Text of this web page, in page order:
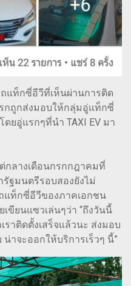
ถแท็กซี่อีวีที่เห็นผ่านการติด
กถูกส่งมอบให้กลุ่มอู่แท็กซี่
ยอู่แรกๆที่นำ TAXI EV มา
กลางเดือนกรกกฎาคมที่
ฐมนตรีรอบสองยังไม่
แท็กซี่อีวีของภาคเอกชน
เขียนแซวเล่นๆว่า “ถึงวันนี้
ราติดตั้งเสร็จแล้วนะ ส่งมอบ
าจะออกให้บริการเร็วๆ นี้”